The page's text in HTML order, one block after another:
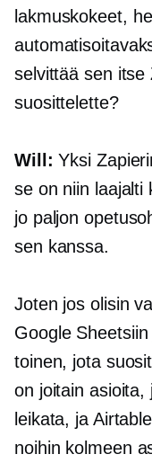
lakmuskokeet,
selvittää sen itse
suosittelette?
Will: Yksi
se on niin laajalti
jo paljon
sen kanssa.
Joten jos olisin
Google
toinen, jota
on joitain asioita,
leikata, ja
noihin kolmeen